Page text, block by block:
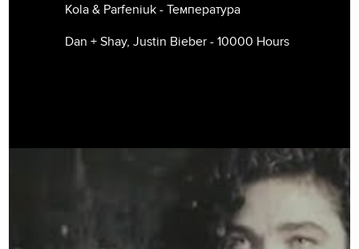
Kola & Parfeniuk - Температура
Dan + Shay, Justin Bieber - 10000 Hours